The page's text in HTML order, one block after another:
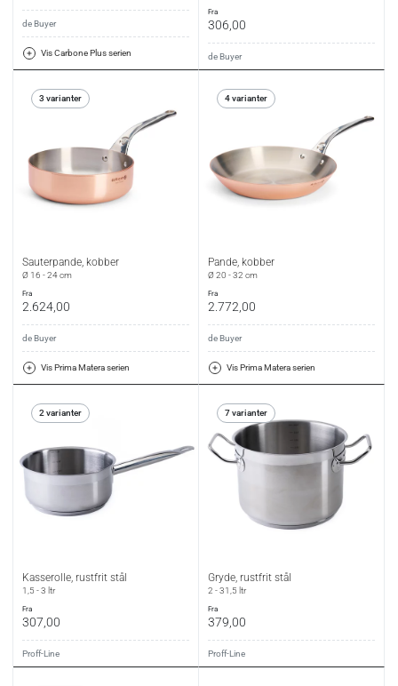
de Buyer
Vis Carbone Plus serien
fra
306,00
de Buyer
3 varianter
Sauterpande, kobber
Ø 16 - 24 cm
fra
2.624,00
de Buyer
Vis Prima Matera serien
4 varianter
Pande, kobber
Ø 20 - 32 cm
fra
2.772,00
de Buyer
Vis Prima Matera serien
2 varianter
Kasserolle, rustfrit stål
1,5 - 3 ltr
fra
307,00
Proff-Line
7 varianter
Gryde, rustfrit stål
2 - 31,5 ltr
fra
379,00
Proff-Line